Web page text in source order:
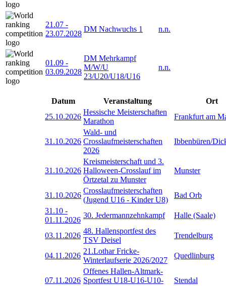
21.07 -
23.07.2028
DM Nachwuchs 1 n.n.
01.09 -
03.09.2028
DM Mehrkampf
M/W/U
23/U20/U18/U16
n.n.
Datum Veranstaltung
Ort
25.10.2026
Hessische Meisterschaften
Marathon
Frankfurt am
31.10.2026
Wald- und
Crosslaufmeisterschaften
2026
Ibbenbüren/
31.10.2026
Kreismeisterschaft und 3.
Halloween-Crosslauf im
Örtzetal zu Munster
Munster
31.10.2026
Crosslaufmeisterschaften
(Jugend U16 - Kinder U8)
Bad Orb
31.10 -
01.11.2026
30. Jedermannzehnkampf Halle (Saale)
03.11.2026
48. Hallensportfest des
TSV Deisel
Trendelburg
04.11.2026
21.Lothar Fricke-
Winterlaufserie 2026/2027
Quedlinburg
07.11.2026
Offenes Hallen-Altmark-
Sportfest U18-U16-U10-
Stendal